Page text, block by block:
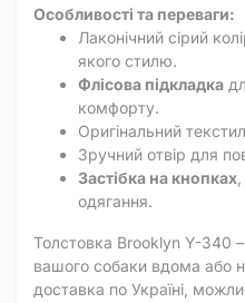
Особливості та переваги:
Лаконічний сірий
якого стилю.
Флісова підкладка
комфорту.
Оригінальний
Зручний отвір для
Застібка на кнопках
одягання.
Толстовка Brooklyn Y-340
вашого собаки вдома або
доставка по Україні,